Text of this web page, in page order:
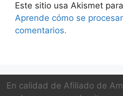
Este sitio usa Akismet
Aprende cómo se
comentarios.
En calidad de Afiliado de